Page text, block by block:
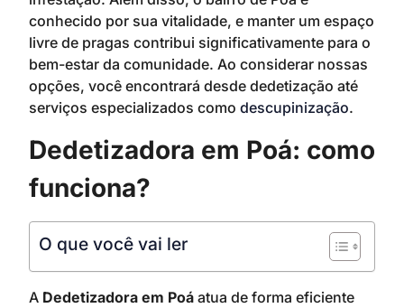
conhecido por sua vitalidade, e manter um espaço
livre de pragas contribui significativamente para o
bem-estar da comunidade. Ao considerar nossas
opções, você encontrará desde dedetização até
serviços especializados como descupinização.
Dedetizadora em Poá: como
funciona?
O que você vai ler
A Dedetizadora em Poá atua de forma eficiente